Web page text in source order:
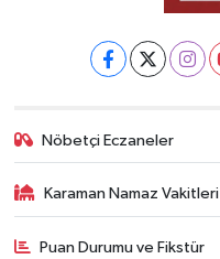
Nöbetçi Eczaneler
Karaman Namaz Vakitleri
Puan Durumu ve Fikstür